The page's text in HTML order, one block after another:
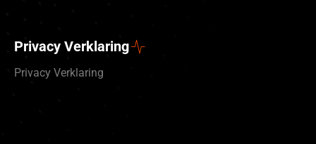
Privacy Verklaring
Privacy Verklaring